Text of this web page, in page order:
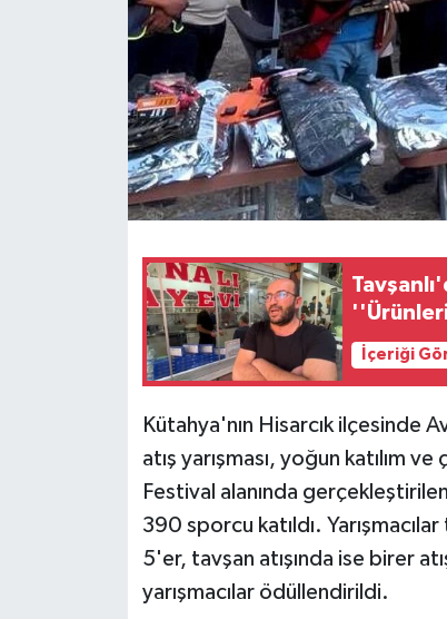
İçeriği
Kütahya'nın Hisarcık ilçesinde
atış yarışması, yoğun katılım
Festival alanında
390 sporcu katıldı.
5'er, tavşan atışında ise birer
yarışmacılar ödüllendirildi.
Magazin
Resmi İlanlar
Seri İlan
Vefat Haberleri